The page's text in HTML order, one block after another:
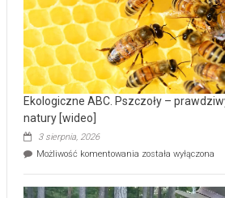
ponad
15,6
mln
na
modernizację
oczyszczalni
ścieków
[wideo]
Ekologiczne ABC. Pszczoły –
natury [wideo]
3 sierpnia, 2026
Możliwość komentowania Ekologiczne
–
została wyłączona